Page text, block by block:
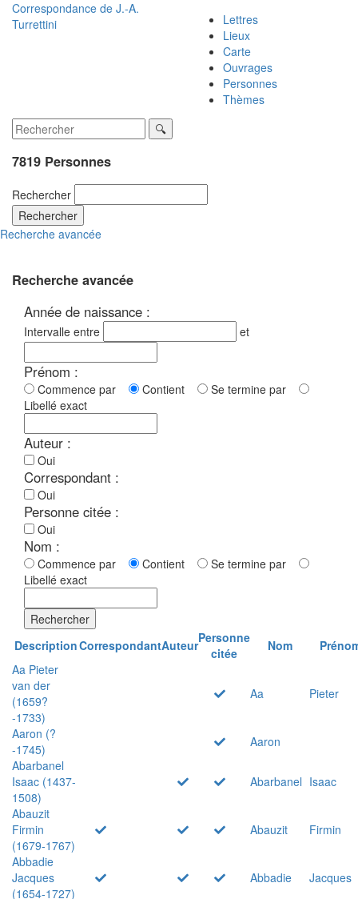
Correspondance de J.-A.
Turrettini
Lettres
Lieux
Carte
Ouvrages
Personnes
Thèmes
7819 Personnes
Rechercher
Rechercher
Recherche avancée
Recherche avancée
Année de naissance :
Intervalle entre et
Prénom :
Commence par Contient
Se termine par
Libellé exact
Auteur :
Oui
Correspondant :
Oui
Personne citée :
Oui
Nom :
Commence par Contient
Se termine par
Libellé exact
Rechercher
DescriptionCorrespondantAuteurPersonne
citée
Nom
Aa Pieter
van der
(1659?
-1733)
Aa Pieter
Aaron (?
-1745)
Aaron
Abarbanel
Isaac (1437-
1508)
Abarbanel Isaac
Abauzit
Firmin
(1679-1767)
Abauzit
Firmin
Abbadie
Jacques
(1654-1727)
Abbadie
Jacques